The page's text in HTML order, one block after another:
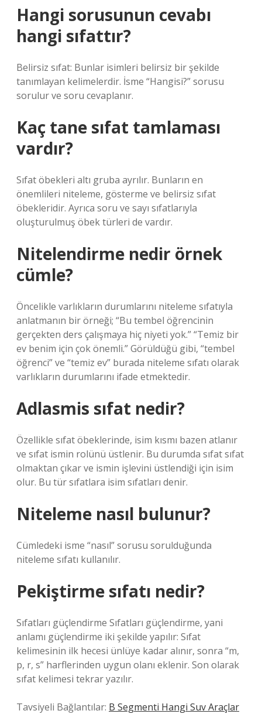
Hangi sorusunun cevabı
hangi sıfattır?
Belirsiz sıfat: Bunlar isimleri belirsiz bir şekilde
tanımlayan kelimelerdir. İsme “Hangisi?” sorusu
sorulur ve soru cevaplanır.
Kaç tane sıfat tamlaması
vardır?
Sıfat öbekleri altı gruba ayrılır. Bunların en
önemlileri niteleme, gösterme ve belirsiz sıfat
öbekleridir. Ayrıca soru ve sayı sıfatlarıyla
oluşturulmuş öbek türleri de vardır.
Nitelendirme nedir örnek
cümle?
Öncelikle varlıkların durumlarını niteleme sıfatıyla
anlatmanın bir örneği; “Bu tembel öğrencinin
gerçekten ders çalışmaya hiç niyeti yok.” “Temiz bir
ev benim için çok önemli.” Görüldüğü gibi, “tembel
öğrenci” ve “temiz ev” burada niteleme sıfatı olarak
varlıkların durumlarını ifade etmektedir.
Adlasmis sıfat nedir?
Özellikle sıfat öbeklerinde, isim kısmı bazen atlanır
ve sıfat ismin rolünü üstlenir. Bu durumda sıfat sıfat
olmaktan çıkar ve ismin işlevini üstlendiği için isim
olur. Bu tür sıfatlara isim sıfatları denir.
Niteleme nasıl bulunur?
Cümledeki isme “nasıl” sorusu sorulduğunda
niteleme sıfatı kullanılır.
Pekiştirme sıfatı nedir?
Sıfatları güçlendirme Sıfatları güçlendirme, yani
anlamı güçlendirme iki şekilde yapılır: Sıfat
kelimesinin ilk hecesi ünlüye kadar alınır, sonra “m,
p, r, s” harflerinden uygun olanı eklenir. Son olarak
sıfat kelimesi tekrar yazılır.
Tavsiyeli Bağlantılar: B Segmenti Hangi Suv Araçlar